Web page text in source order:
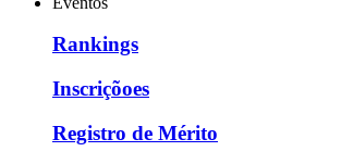
Rankings
Inscriçõoes
Registro de Mérito